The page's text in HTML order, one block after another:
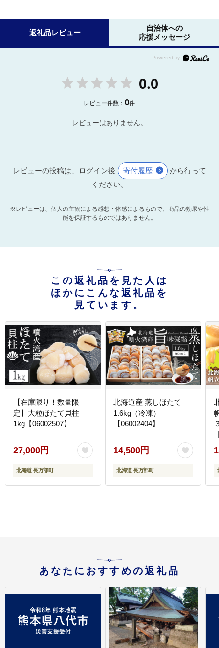
返礼品レビュー
自治体への
応援メッセージ
0.0
レビュー件数：0件
レビューはありません。
レビューの投稿は、ログイン後 寄付履歴
から行って
ください。
※レビューは、個人の主観による感想・体感によるもので、商品の効果や性
能を保証するものではありません。
この返礼品を見た人は
ほかにこんな返礼品を
見ています。
【在庫限り！数量限
定】大粒ほたて貝柱
1kg【06002507】
27,000円
北海道 長万部町
北海道産 蒸しほたて
1.6kg（冷凍）
【06002404】
14,500円
北海道 長万部町
あなたにおすすめの返礼品